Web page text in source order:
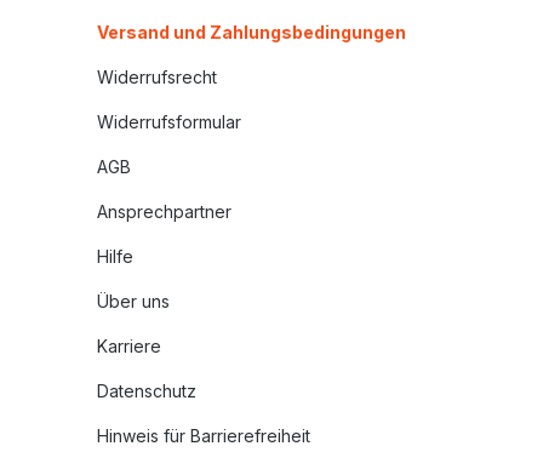
Versand und Zahlungsbedingungen
Widerrufsrecht
Widerrufsformular
AGB
Ansprechpartner
Hilfe
Über uns
Karriere
Datenschutz
Hinweis für Barrierefreiheit